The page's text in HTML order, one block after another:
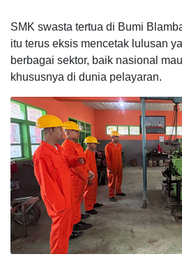
SMK swasta tertua di Bumi
itu terus eksis mencetak lulusan
berbagai sektor, baik nasional
khususnya di dunia pelayaran.